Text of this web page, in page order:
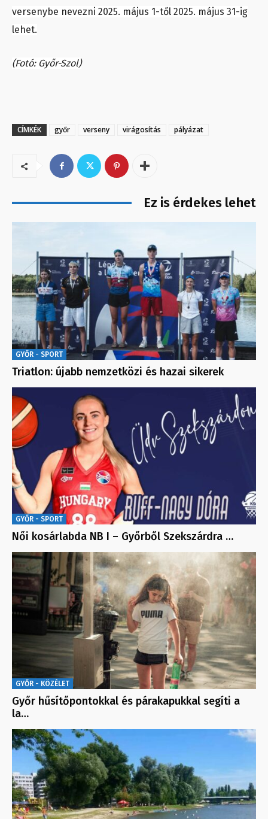
versenybe nevezni 2025. május 1-től 2025. május 31-ig
lehet.
(Fotó: Győr-Szol)
CÍMKÉK győr verseny virágosítás pályázat
Ez is érdekes lehet
GYŐR - SPORT
Triatlon: újabb nemzetközi és hazai sikerek
GYŐR - SPORT
Női kosárlabda NB I – Győrből Szekszárdra …
GYŐR - KÖZÉLET
Győr hűsítőpontokkal és párakapukkal segíti a
la…